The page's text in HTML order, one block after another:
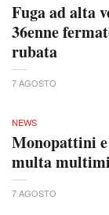
Fuga ad alta
36enne
rubata
7 AGOSTO
NEWS
Monopattini
multa
7 AGOSTO